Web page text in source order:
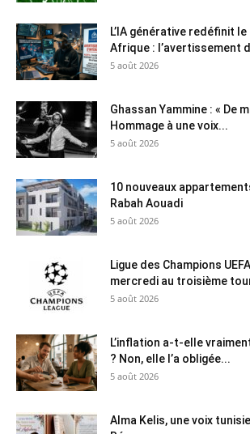
L’IA générative redéfinit
Afrique : l’avertissement
5 août 2026
Ghassan Yammine : « De
Hommage à une voix...
5 août 2026
10 nouveaux
Rabah Aouadi
5 août 2026
Ligue des Champions
mercredi au troisième
5 août 2026
L’inflation a-t-elle
? Non, elle l’a obligée...
5 août 2026
Alma Kelis, une voix